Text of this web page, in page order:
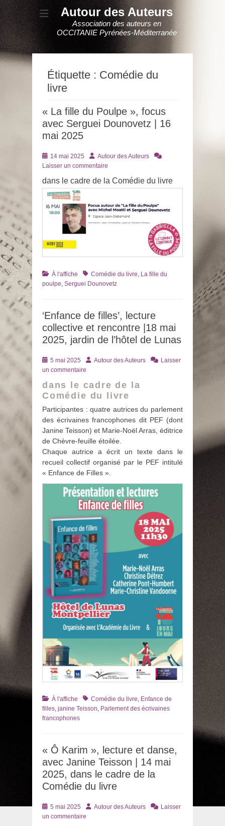
Autour des Auteurs
Association des auteurs en
OCCITANIE Pyrénées-Méditerranée
Étiquette : Comédie du
livre
« La fille du Poulpe », focus
avec Serguei Dounovetz | 16
mai 2025
Posté
le
14 mai 2025 AuteurAutour des Auteurs
Laisser un commentaire
dans le cadre de la Comédie du livre
Catégories
À l'affiche TagsComédie du livre La fille du
poulpe Serguei Dounovetz
‘Enfance de filles’, lecture
collective et rencontre |18 mai
2025, jardin de l’hôtel de Lunas
Posté
le
5 mai 2025 AuteurAutour des Auteurs
Laisser
un commentaire
dans le cadre de la
Comédie du livre
Participantes : quatre autrices du parlement
des écrivaines francophones dit PEF (dont
Janine Teisson) et Marie-Noël Arras, éditrice
de Chèvre-feuille étoilée.
Chaque autrice a écrit un texte dans le
recueil collectif organisé par le PEF intitulé
« Enfance de Filles ».
Catégories
À l'affiche TagsComédie du livre, Enfance de
filles, janine Teisson, Parlement des écrivaines
francophones
« Ô Karim », lecture et danse,
avec Janine Teisson | 14 mai
2025, dans le cadre de la
Comédie du livre
Posté
le
5 mai 2025 AuteurAutour des Auteurs
Laisser
un commentaire